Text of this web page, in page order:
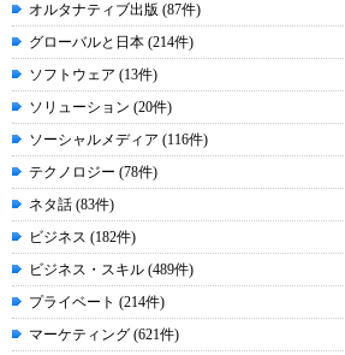
オルタナティブ出版 (87件)
グローバルと日本 (214件)
ソフトウェア (13件)
ソリューション (20件)
ソーシャルメディア (116件)
テクノロジー (78件)
ネタ話 (83件)
ビジネス (182件)
ビジネス・スキル (489件)
プライベート (214件)
マーケティング (621件)